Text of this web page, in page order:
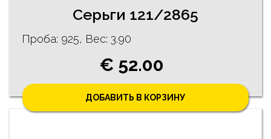
Cерьги 121/2865
Проба: 925, Bес: 3.90
€ 52.00
ДОБАВИТЬ В КОРЗИНУ